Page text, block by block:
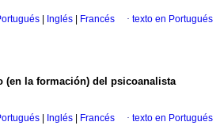
Inglés Francés · texto en Portugués
(en la formación) del psicoanalista
Inglés Francés · texto en Portugués